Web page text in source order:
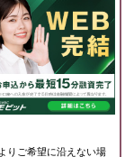
りご希望に沿えない場